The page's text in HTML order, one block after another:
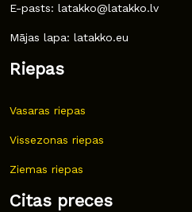
E-pasts: latakko@latakko.lv
Mājas lapa: latakko.eu
Riepas
Vasaras riepas
Vissezonas riepas
Ziemas riepas
Citas preces